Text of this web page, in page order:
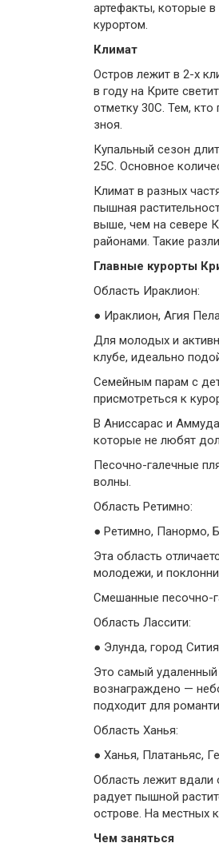
артефакты, которые
курортом.
Климат
Остров лежит в 2-х
в году на Крите
отметку 30С. Тем, кто
зноя.
Купальный сезон
25С. Основное
Климат в разных
пышная
выше, чем на севере
районами. Такие
Главные курорты
Область Ираклион:
● Ираклион, Агия
Для молодых и
клубе, идеально
Семейным парам с
присмотреться к
В Аниссарас и
которые не любят
Песочно-галечные
волны.
Область Ретимно:
● Ретимно, Панормо,
Эта область
молодежи, и
Смешанные песочно-
Область Лассити:
● Элунда, город
Это самый удаленный
вознаграждено —
подходит для
Область Ханья:
● Ханья, Платаньяс,
Область лежит вдали
радует пышной
острове. На местных
Чем заняться